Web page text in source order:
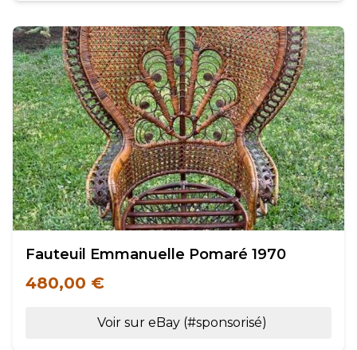
Fauteuil Emmanuelle Pomaré 1970
480,00 €
Voir sur eBay (#sponsorisé)